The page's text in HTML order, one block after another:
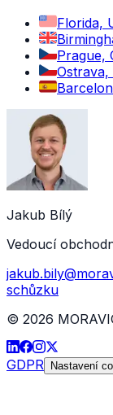
Florida,
Prague,
Ostrava,
Jakub Bílý
Vedoucí
schůzku
© 2026
GDPR Nastavení